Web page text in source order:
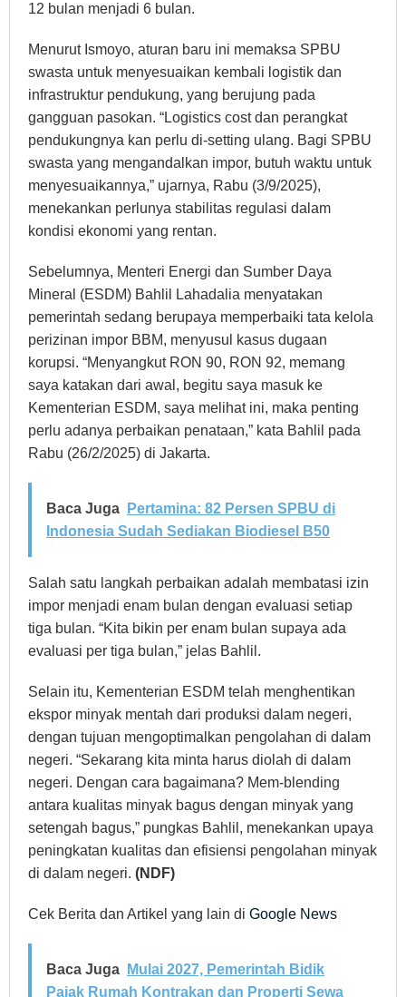
12 bulan menjadi 6 bulan.
Menurut Ismoyo, aturan baru ini memaksa SPBU
swasta untuk menyesuaikan kembali logistik dan
infrastruktur pendukung, yang berujung pada
gangguan pasokan. “Logistics cost dan perangkat
pendukungnya kan perlu di-setting ulang. Bagi SPBU
swasta yang mengandalkan impor, butuh waktu untuk
menyesuaikannya,” ujarnya, Rabu (3/9/2025),
menekankan perlunya stabilitas regulasi dalam
kondisi ekonomi yang rentan.
Sebelumnya, Menteri Energi dan Sumber Daya
Mineral (ESDM) Bahlil Lahadalia menyatakan
pemerintah sedang berupaya memperbaiki tata kelola
perizinan impor BBM, menyusul kasus dugaan
korupsi. “Menyangkut RON 90, RON 92, memang
saya katakan dari awal, begitu saya masuk ke
Kementerian ESDM, saya melihat ini, maka penting
perlu adanya perbaikan penataan,” kata Bahlil pada
Rabu (26/2/2025) di Jakarta.
Baca Juga
Pertamina: 82 Persen SPBU di
Indonesia Sudah Sediakan Biodiesel B50
Salah satu langkah perbaikan adalah membatasi izin
impor menjadi enam bulan dengan evaluasi setiap
tiga bulan. “Kita bikin per enam bulan supaya ada
evaluasi per tiga bulan,” jelas Bahlil.
Selain itu, Kementerian ESDM telah menghentikan
ekspor minyak mentah dari produksi dalam negeri,
dengan tujuan mengoptimalkan pengolahan di dalam
negeri. “Sekarang kita minta harus diolah di dalam
negeri. Dengan cara bagaimana? Mem-blending
antara kualitas minyak bagus dengan minyak yang
setengah bagus,” pungkas Bahlil, menekankan upaya
peningkatan kualitas dan efisiensi pengolahan minyak
di dalam negeri. (NDF)
Cek Berita dan Artikel yang lain di Google News
Baca Juga
Mulai 2027, Pemerintah Bidik
Pajak Rumah Kontrakan dan Properti Sewa